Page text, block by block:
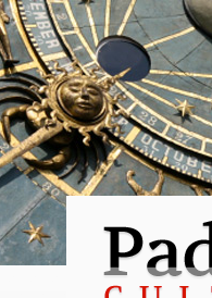
Salta al
contenuto
principale